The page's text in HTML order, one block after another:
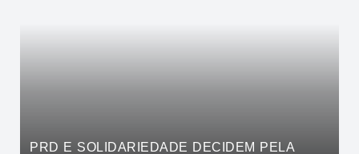
PRD E SOLIDARIEDADE DECIDEM PELA